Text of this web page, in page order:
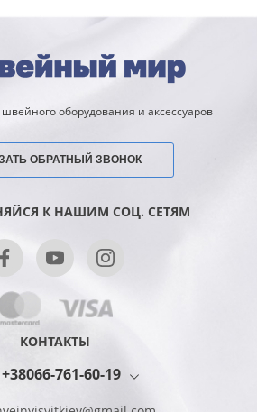
оборудования и аксессуаров
ОБРАТНЫЙ ЗВОНОК
К НАШИМ СОЦ. СЕТЯМ
КОНТАКТЫ
+38066-761-60-19